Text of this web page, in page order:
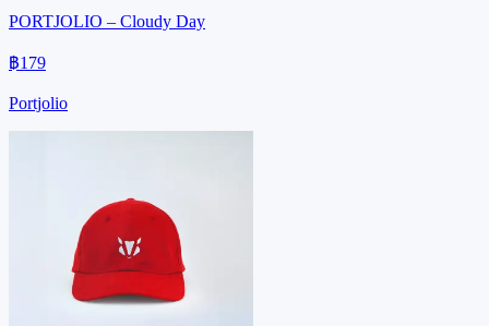
PORTJOLIO – Cloudy Day
฿179
Portjolio